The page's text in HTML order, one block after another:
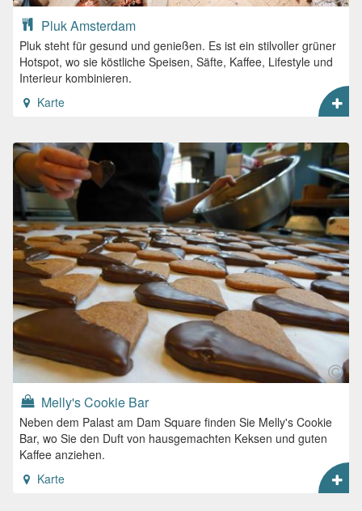
Pluk Amsterdam
Pluk steht für gesund und genießen. Es ist ein stilvoller grüner
Hotspot, wo sie köstliche Speisen, Säfte, Kaffee, Lifestyle und
Interieur kombinieren.
Karte
Melly's Cookie Bar
Neben dem Palast am Dam Square finden Sie Melly's Cookie
Bar, wo Sie den Duft von hausgemachten Keksen und guten
Kaffee anziehen.
Karte